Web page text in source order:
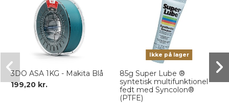
3DO ASA 1KG - Makita Blå
199,20 kr.
Ikke på lager
85g Super Lube ®
syntetisk multifunktionel
fedt med Syncolon®
(PTFE)